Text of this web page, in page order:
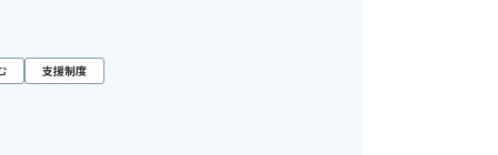
支援制度